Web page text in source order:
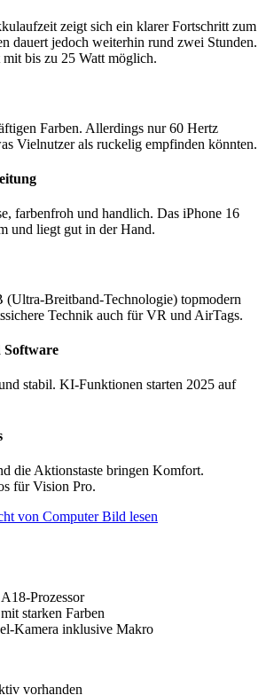
zeigt sich ein klarer Fortschritt zum
dauert jedoch weiterhin rund zwei Stunden.
bis zu 25 Watt möglich.
Farben. Allerdings nur 60 Hertz
Vielnutzer als ruckelig empfinden könnten.
farbenfroh und handlich. Das iPhone 16
und liegt gut in der Hand.
Breitband-Technologie) topmodern
Technik auch für VR und AirTags.
Software
stabil. KI-Funktionen starten 2025 auf
die Aktionstaste bringen Komfort.
für Vision Pro.
von Computer Bild lesen
Prozessor
starken Farben
Kamera inklusive Makro
vorhanden